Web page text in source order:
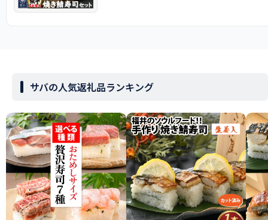
サバの人気返礼品ランキング